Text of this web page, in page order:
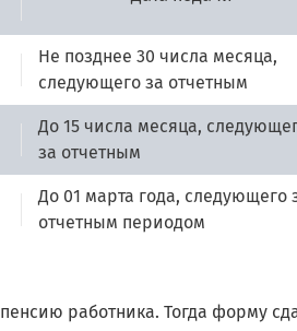
Не позднее 30 числа месяца,
следующего за отчетным
До 15 числа месяца,
за отчетным
До 01 марта года, следующего
отчетным периодом
работника. Тогда форму